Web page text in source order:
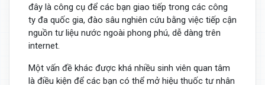
đây là công cụ để các bạn giao tiếp trong các công
ty đa quốc gia, đào sâu nghiên cứu bằng việc tiếp cận
nguồn tư liệu nước ngoài phong phú, dễ dàng trên
internet.
Một vấn đề khác được khá nhiều sinh viên quan tâm
là điều kiện để các bạn có thể mở hiệu thuốc tư nhân